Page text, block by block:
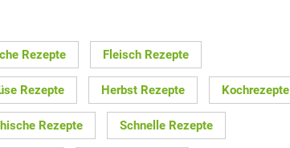
Rezepte Fleisch Rezepte
Rezepte Herbst Rezepte Kochrezepte
Rezepte Schnelle Rezepte